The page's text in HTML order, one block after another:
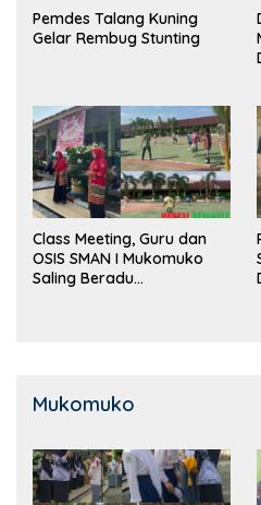
Pemdes Talang Kuning
Gelar Rembug Stunting
Class Meeting, Guru dan
OSIS SMAN I Mukomuko
Saling Beradu
Mukomuko